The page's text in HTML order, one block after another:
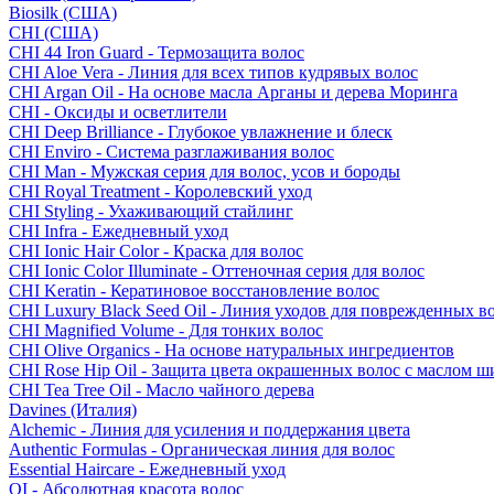
Biosilk (США)
CHI (США)
CHI 44 Iron Guard - Термозащита волос
CHI Aloe Vera - Линия для всех типов кудрявых волос
CHI Argan Oil - На основе масла Арганы и дерева Моринга
CHI - Оксиды и осветлители
CHI Deep Brilliance - Глубокое увлажнение и блеск
CHI Enviro - Система разглаживания волос
CHI Man - Мужская серия для волос, усов и бороды
CHI Royal Treatment - Королевский уход
CHI Styling - Ухаживающий стайлинг
CHI Infra - Ежедневный уход
CHI Ionic Hair Color - Краска для волос
CHI Ionic Color Illuminate - Оттеночная серия для волос
CHI Keratin - Кератиновое восстановление волос
CHI Luxury Black Seed Oil - Линия уходов для поврежденных
CHI Magnified Volume - Для тонких волос
CHI Olive Organics - На основе натуральных ингредиентов
CHI Rose Hip Oil - Защита цвета окрашенных волос с маслом
CHI Tea Tree Oil - Масло чайного дерева
Davines (Италия)
Alchemic - Линия для усиления и поддержания цвета
Authentic Formulas - Органическая линия для волос
Essential Haircare - Eжедневный уход
OI - Абсолютная красота волос